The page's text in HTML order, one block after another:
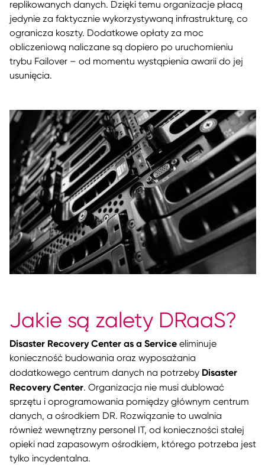
replikowanych danych. Dzięki temu organizacje płacą
jedynie za faktycznie wykorzystywaną infrastrukturę, co
ogranicza koszty. Dodatkowe opłaty za moc
obliczeniową naliczane są dopiero po uruchomieniu
trybu Failover – od momentu wystąpienia awarii do jej
usunięcia.
Jakie są zalety DRaaS?
Disaster Recovery Center as a Serviceeliminuje
konieczność budowania oraz wyposażania
dodatkowego centrum danych na potrzeby Disaster
Recovery Center. Organizacja nie musi dublować
sprzętu i oprogramowania pomiędzy głównym centrum
danych, a ośrodkiem DR. Rozwiązanie to uwalnia
również wewnętrzny personel IT, od konieczności stałej
opieki nad zapasowym ośrodkiem, którego potrzeba jest
tylko incydentalna.